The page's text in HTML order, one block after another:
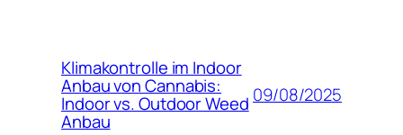
Klimakontrolle im Indoor
Anbau von Cannabis:
Indoor vs. Outdoor Weed
Anbau
09/08/2025